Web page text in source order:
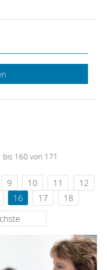
bis 160 von 171
9 10 11
12
16 17
18